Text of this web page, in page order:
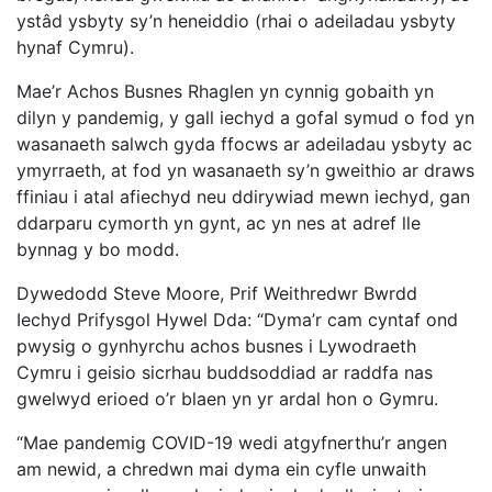
ystâd ysbyty sy’n heneiddio (rhai o adeiladau ysbyty
hynaf Cymru).
Mae’r Achos Busnes Rhaglen yn cynnig gobaith yn
dilyn y pandemig, y gall iechyd a gofal symud o fod yn
wasanaeth salwch gyda ffocws ar adeiladau ysbyty ac
ymyrraeth, at fod yn wasanaeth sy’n gweithio ar draws
ffiniau i atal afiechyd neu ddirywiad mewn iechyd, gan
ddarparu cymorth yn gynt, ac yn nes at adref lle
bynnag y bo modd.
Dywedodd Steve Moore, Prif Weithredwr Bwrdd
Iechyd Prifysgol Hywel Dda: “Dyma’r cam cyntaf ond
pwysig o gynhyrchu achos busnes i Lywodraeth
Cymru i geisio sicrhau buddsoddiad ar raddfa nas
gwelwyd erioed o’r blaen yn yr ardal hon o Gymru.
“Mae pandemig COVID-19 wedi atgyfnerthu’r angen
am newid, a chredwn mai dyma ein cyfle unwaith